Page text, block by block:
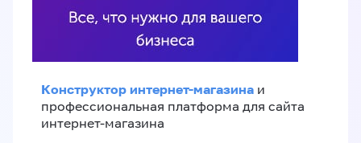
Конструктор интернет-магазина и
профессиональная платформа для сайта
интернет-магазина